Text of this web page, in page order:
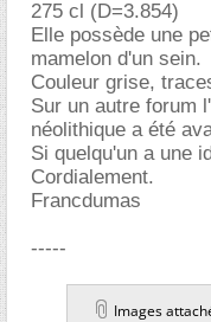
275 cl (D=3.854)
Elle possède une
mamelon d'un sein.
Couleur grise,
Sur un autre forum
néolithique a été
Si quelqu'un a une
Cordialement.
Francdumas
-----
Images